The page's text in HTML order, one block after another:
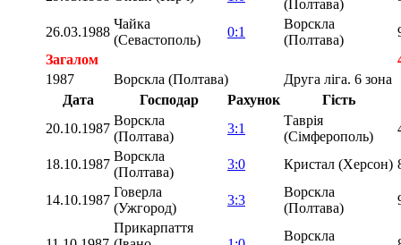
(Полтава)
26.03.1988
Чайка
(Севастополь)
0:1
Ворскла
(Полтава)
Загалом
1987
Ворскла (Полтава)
Друга ліга. 6 зона
Дата
Господар Рахунок
Гість
20.10.1987
Ворскла
(Полтава)
3:1
Таврія
(Сімферополь)
18.10.1987
Ворскла
(Полтава)
3:0 Кристал (Херсон)
14.10.1987
Говерла
(Ужгород)
3:3
Ворскла
(Полтава)
Прикарпаття
Ворскла